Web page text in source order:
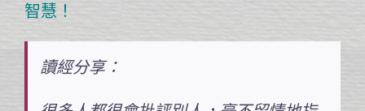
智慧！
讀經分享：